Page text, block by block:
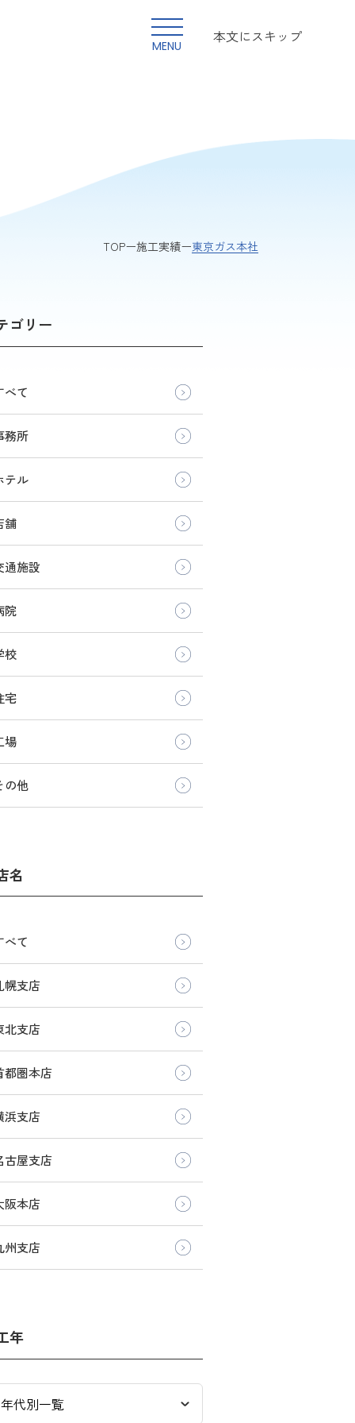
MENU
本文にスキップ
TOP 施工実績 東京ガス本社
ゴリー
べて
務所
テル
舗
通施設
院
校
宅
場
の他
名
べて
幌支店
北支店
都圏本店
浜支店
古屋支店
阪本店
州支店
年